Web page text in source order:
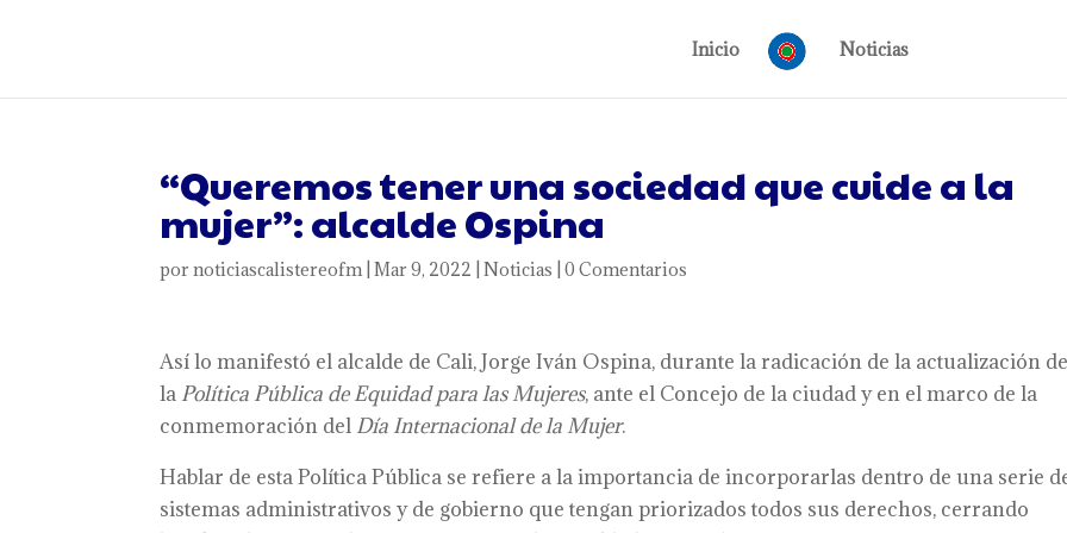
Inicio Noticias
“Queremos tener una sociedad que cuide a la
mujer”: alcalde Ospina
pornoticiascalistereofm|Mar 9, 2022 |Noticias |0 Comentarios
Así lo manifestó el alcalde de Cali, Jorge Iván Ospina, durante la radicación de la actualización
la Política Pública de Equidad para las Mujeres, ante el Concejo de la ciudad y en el marco de la
conmemoración del Día Internacional de la Mujer.
Hablar de esta Política Pública se refiere a la importancia de incorporarlas dentro de una serie
sistemas administrativos y de gobierno que tengan priorizados todos sus derechos, cerrando